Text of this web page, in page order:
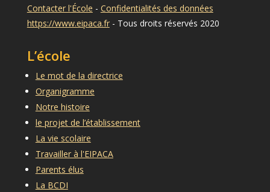
Contacter l'École - Confidentialités des données
https://www.eipaca.fr- Tous droits réservés 2020
L’école
Le mot de la directrice
Organigramme
Notre histoire
le projet de l’établissement
La vie scolaire
Travailler à l'EIPACA
Parents élus
La BCDI